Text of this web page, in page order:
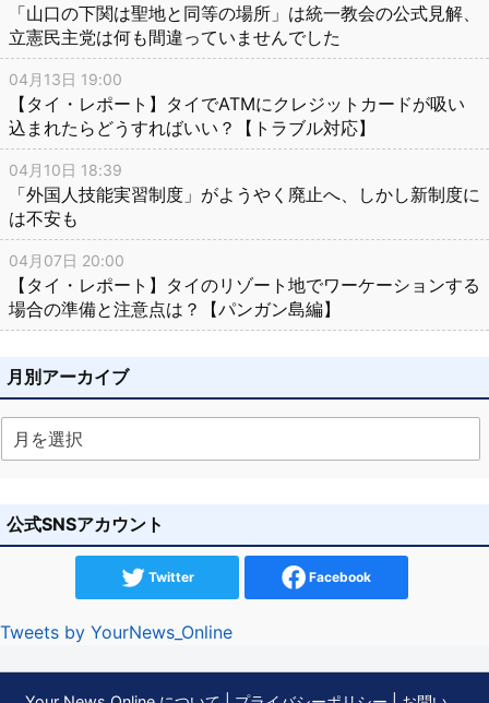
「山口の下関は聖地と同等の場所」は統一教会の公式見解、
立憲民主党は何も間違っていませんでした
04月13日 19:00
【タイ・レポート】タイでATMにクレジットカードが吸い
込まれたらどうすればいい？【トラブル対応】
04月10日 18:39
「外国人技能実習制度」がようやく廃止へ、しかし新制度に
は不安も
04月07日 20:00
【タイ・レポート】タイのリゾート地でワーケーションする
場合の準備と注意点は？【パンガン島編】
月別アーカイブ
公式SNSアカウント
Twitter Facebook
Tweets by YourNews_Online